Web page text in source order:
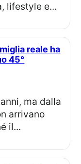
lifestyle e...
45°
arrivano
il...